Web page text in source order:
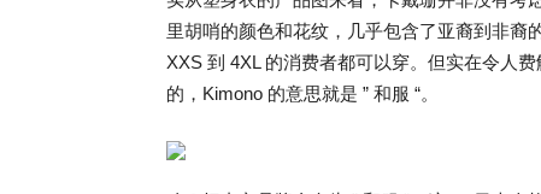
里胡哨的颜色和花纹，几乎包含了亚裔到非裔
XXS 到 4XL 的消费者都可以穿。但实在令人
的，Kimono 的意思就是 ” 和服 “。